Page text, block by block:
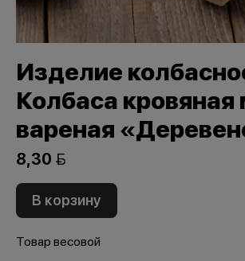
Изделие
Колбаса кровяная
вареная
8,30 
В корзину
Товар весовой